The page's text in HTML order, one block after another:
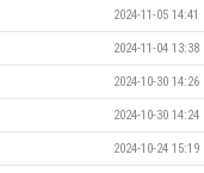
2024-11-05 14:41
2024-11-04 13:38
2024-10-30 14:26
2024-10-30 14:24
2024-10-24 15:19